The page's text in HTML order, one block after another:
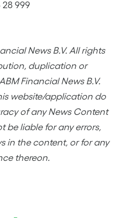
28 999
News B.V. All rights
duplication or
Financial News B.V.
website/application do
of any News Content
be liable for any errors,
in the content, or for any
thereon.